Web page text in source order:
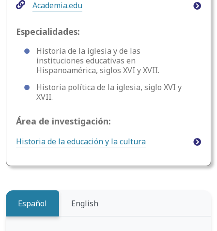
Academia.edu
Especialidades:
Historia de la iglesia y de las
instituciones educativas en
Hispanoamérica, siglos XVI y XVII.
Historia política de la iglesia, siglo XVI y
XVII.
Área de investigación:
Historia de la educación y la cultura
Español English